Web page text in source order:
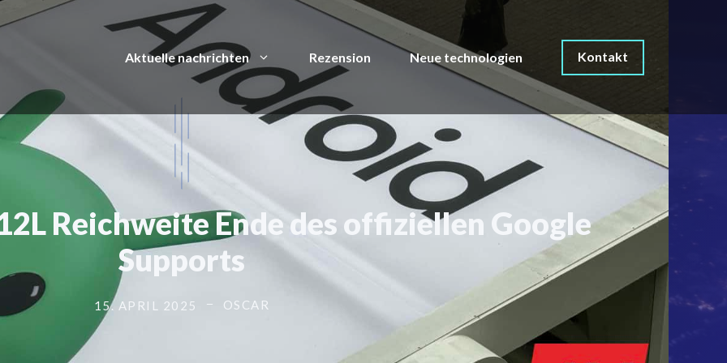
Aktuelle nachrichten Rezension Neue technologien Kontakt
Reichweite Ende des offiziellen Google
Supports
15. APRIL 2025 OSCAR